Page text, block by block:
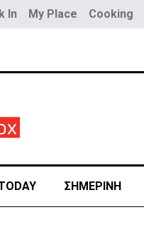
In My Place Cooking
ΣΗΜΕΡΙΝΗ